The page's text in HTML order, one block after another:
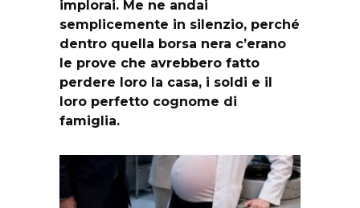
implorai. Me ne andai
semplicemente in silenzio, perché
dentro quella borsa nera c’erano
le prove che avrebbero fatto
perdere loro la casa, i soldi e il
loro perfetto cognome di
famiglia.